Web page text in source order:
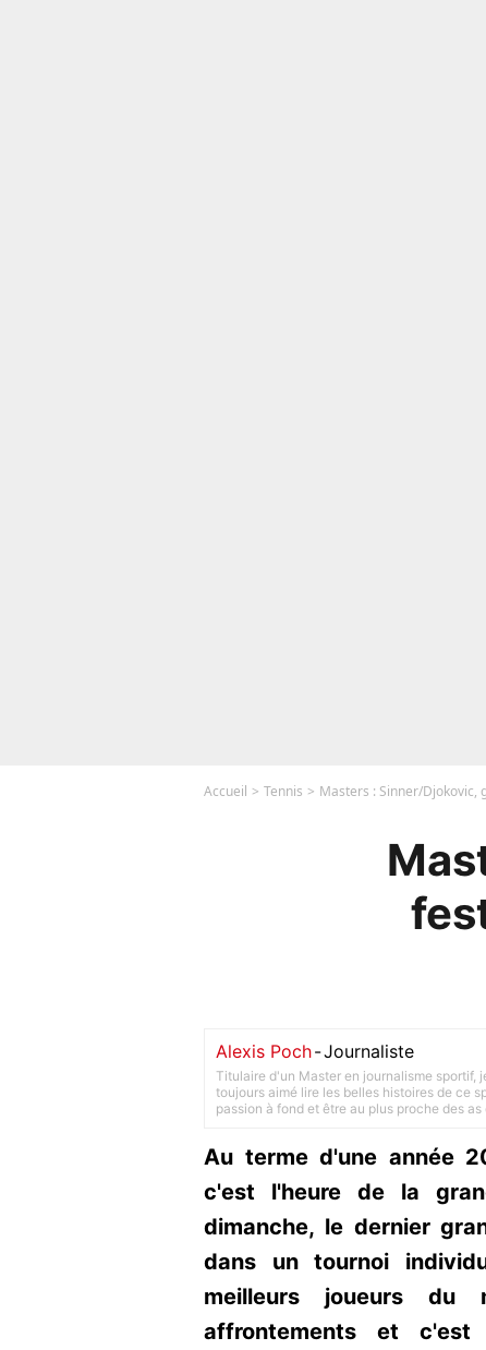
Accueil Tennis Masters : Sinner/Djokovic,
Alexis Poch-Journaliste
Titulaire d'un Master en journalisme sportif,
toujours aimé lire les belles histoires de ce
passion à fond et être au plus proche des
Au terme d'une année
c'est l'heure de la
dimanche, le dernier
dans un tournoi
meilleurs joueurs
affrontements et c'est